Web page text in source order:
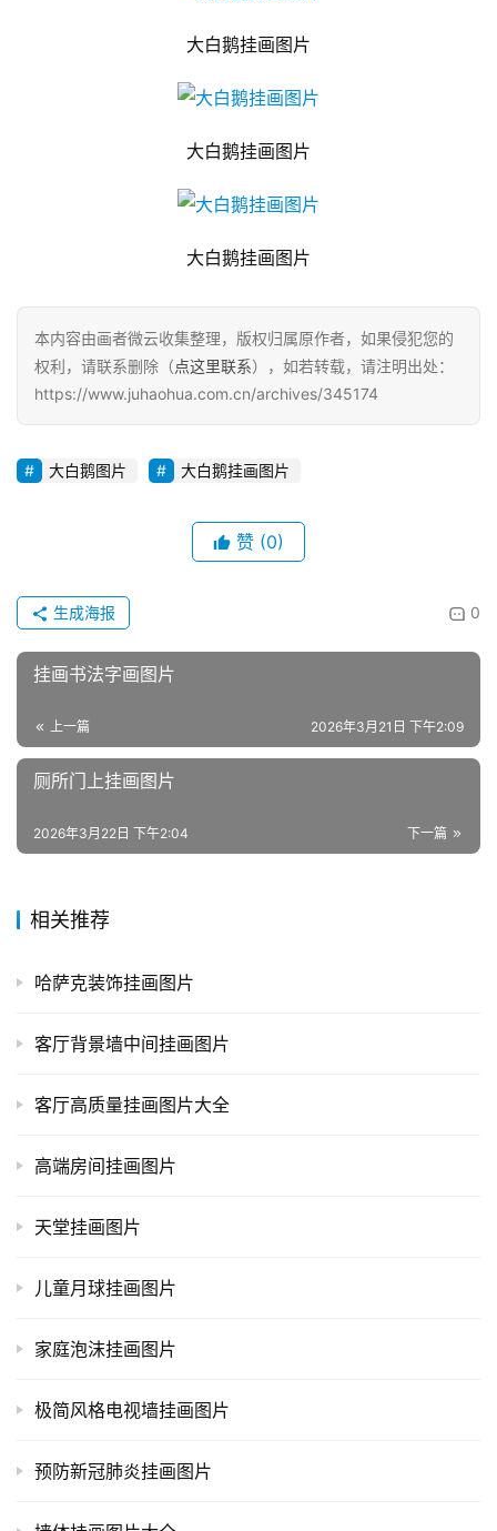
大白鹅挂画图片
大白鹅挂画图片
大白鹅挂画图片
本内容由画者微云收集整理，版权归属原作者，如果侵犯您的
权利，请联系删除（点这里联系），如若转载，请注明出处：
https://www.juhaohua.com.cn/archives/345174
大白鹅图片 大白鹅挂画图片
赞 (0)
0
生成海报
挂画书法字画图片
上一篇 2026年3月21日 下午2:09
厕所门上挂画图片
下一篇
2026年3月22日 下午2:04
相关推荐
哈萨克装饰挂画图片
客厅背景墙中间挂画图片
客厅高质量挂画图片大全
高端房间挂画图片
天堂挂画图片
儿童月球挂画图片
家庭泡沫挂画图片
极简风格电视墙挂画图片
预防新冠肺炎挂画图片